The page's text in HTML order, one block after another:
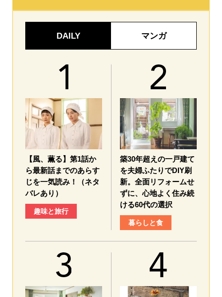
DAILY マンガ
【風、薫る】第1話か
ら最新話までのあらす
じを一気読み！（ネタ
バレあり）
趣味と旅行
築30年超えの一戸建て
を夫婦ふたりでDIY刷
新。全面リフォームせ
ずに、心地よく住み続
ける60代の選択
暮らしと食